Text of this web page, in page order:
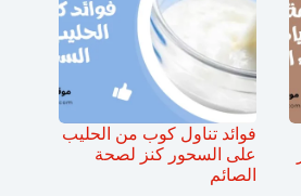
فوائد تناول كوب من الحليب
على السحور كنز لصحة
الصائم